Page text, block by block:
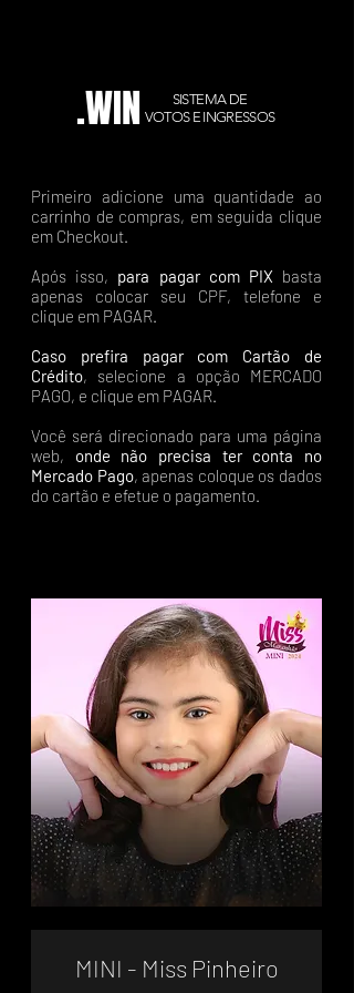
.WIN
SISTEMA DE
VOTOS E INGRESSOS
Primeiro adicione uma quantidade ao
carrinho de compras, em seguida clique
em Checkout.
Após isso, para pagar com PIX basta
apenas colocar seu CPF, telefone e
clique em PAGAR.
Caso prefira pagar com Cartão de
Crédito, selecione a opção MERCADO
PAGO, e clique em PAGAR.
Você será direcionado para uma página
web, onde não precisa ter conta no
Mercado Pago, apenas coloque os dados
do cartão e efetue o pagamento.
MINI - Miss Pinheiro